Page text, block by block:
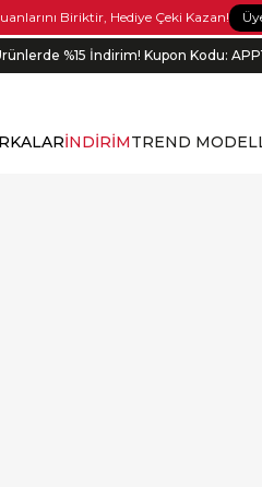
Biriktir, Hediye Çeki Kazan!
günü içerisinde kargoya verilecektir.
%15 İndirim! Kupon Kodu:
İNDİRİMTREND